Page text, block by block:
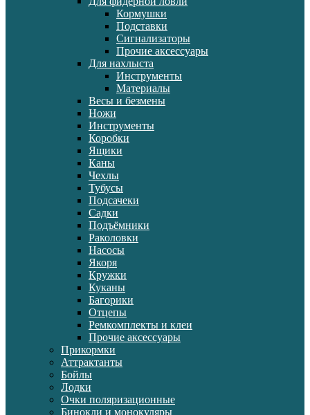
Кормушки
Подставки
Сигнализаторы
Прочие аксессуары
Для нахлыста
Инструменты
Материалы
Весы и безмены
Ножи
Инструменты
Коробки
Ящики
Каны
Чехлы
Тубусы
Подсачеки
Садки
Подъёмники
Раколовки
Насосы
Якоря
Кружки
Куканы
Багорики
Отцепы
Ремкомплекты и клеи
Прочие аксессуары
Прикормки
Аттрактанты
Бойлы
Лодки
Очки поляризационные
Бинокли и монокуляры